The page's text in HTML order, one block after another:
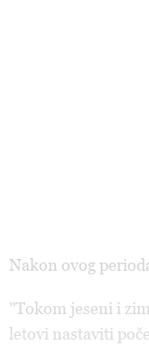
Nakon ovog
"Tokom jeseni i
letovi nastaviti